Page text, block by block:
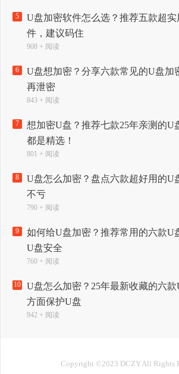
5
U盘加密软件怎么选？推荐五款超
件，建议码住
908 + 阅读
6
U盘想加密？分享六款常见的U盘加
再泄密
843 + 阅读
7
想加密U盘？推荐七款25年亲测的U
都是精选！
801 + 阅读
8
U盘怎么加密？盘点六款超好用的U
不亏
790 + 阅读
9
如何给U盘加密？推荐常用的六款U
U盘安全
760 + 阅读
10
U盘怎么加密？25年最新收藏的六
方面保护U盘
942 + 阅读
Copyright ©2023 DCZY.All Rights